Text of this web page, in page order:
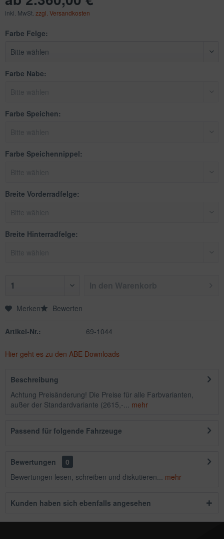
inkl. MwSt. zzgl. Versandkosten
Farbe Felge:
Farbe Nabe:
Farbe Speichen:
Farbe Speichennippel:
Breite Vorderradfelge:
Breite Hinterradfelge:
Merken Bewerten
Artikel-Nr.: 69-1044
Hier geht es zu den ABE Downloads
Beschreibung
Achtung Preisänderung! Die Preise für alle Farbvarianten,
außer der Standardvariante (2615,-... mehr
Passend für folgende Fahrzeuge
Bewertungen
0
Bewertungen lesen, schreiben und diskutieren... mehr
Kunden haben sich ebenfalls angesehen